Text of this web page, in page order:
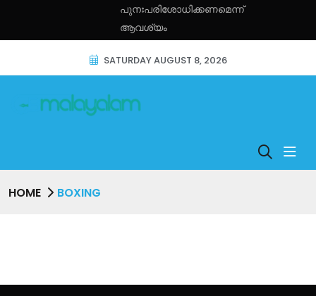
പുനഃപരിശോധിക്കണമെന്ന്
ആവശ്യം
SATURDAY AUGUST 8, 2026
HOME BOXING